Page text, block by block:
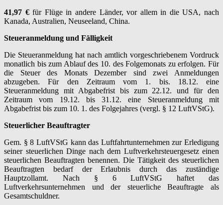
41,97 €für Flüge in andere Länder, vor allem in die USA, nach
Kanada, Australien, Neuseeland, China.
Steueranmeldung und Fälligkeit
Die Steueranmeldung hat nach amtlich vorgeschriebenem Vordruck
monatlich bis zum Ablauf des 10. des Folgemonats zu erfolgen. Für
die Steuer des Monats Dezember sind zwei Anmeldungen
abzugeben. Für den Zeitraum vom 1. bis. 18.12. eine
Steueranmeldung mit Abgabefrist bis zum 22.12. und für den
Zeitraum vom 19.12. bis 31.12. eine Steueranmeldung mit
Abgabefrist bis zum 10. 1. des Folgejahres (vergl. § 12 LuftVStG).
Steuerlicher Beauftragter
Gem. § 8 LuftVStG kann das Luftfahrtunternehmen zur Erledigung
seiner steuerlichen Dinge nach dem Luftverkehrsteuergesetz einen
steuerlichen Beauftragten benennen. Die Tätigkeit des steuerlichen
Beauftragten bedarf der Erlaubnis durch das zuständige
Hauptzollamt. Nach § 6 LuftVStG haftet das
Luftverkehrsunternehmen und der steuerliche Beauftragte als
Gesamtschuldner.